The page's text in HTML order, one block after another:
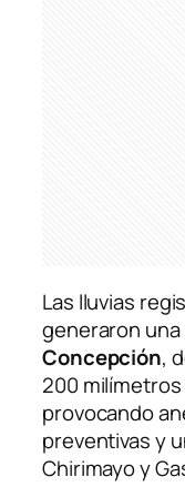
Las lluvias
generaron una
Concepción,
200
provocando
preventivas y
Chirimayo y